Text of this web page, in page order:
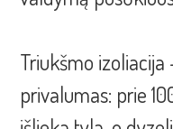
Triukšmo
privalumas: prie